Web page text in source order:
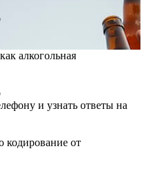
алкогольная
и узнать ответы на
кодирование от